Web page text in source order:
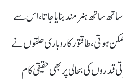
ساتھ ہنر مند بنایا جاتا، اس سے
ہوتی، طاقتور کاروباری حلقوں نے
قدروں کی بحالی پر بھی حقیقی کام